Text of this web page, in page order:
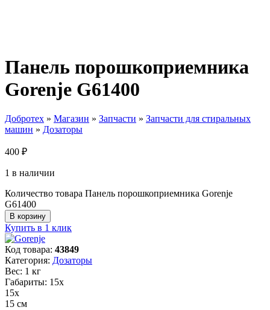
Панель порошкоприемника
Gorenje G61400
Добротех » Магазин » Запчасти » Запчасти для стиральных
машин » Дозаторы
400 ₽
1 в наличии
Количество товара Панель порошкоприемника Gorenje
G61400
В корзину
Купить в 1 клик
Код товара: 43849
Категория: Дозаторы
Вес: 1 кг
Габариты: 15х
15х
15 см